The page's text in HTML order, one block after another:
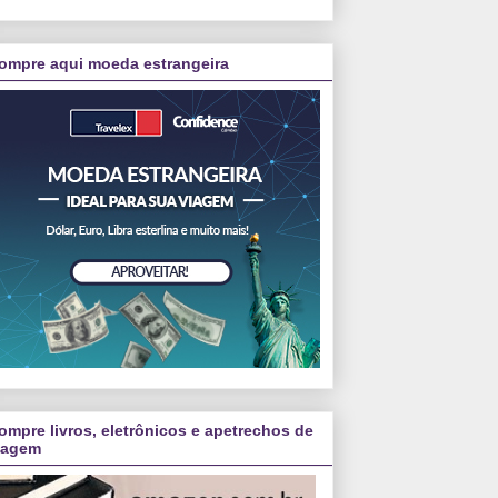
aqui moeda estrangeira
livros, eletrônicos e apetrechos de